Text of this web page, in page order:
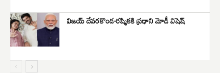
విజయ్ దేవరకొండ-రష్మికకి ప్రధాని మోడీ విషెష్